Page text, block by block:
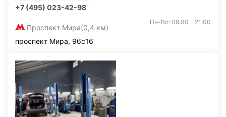
+7 (495) 023-42-98
Проспект Мира(0,4 км)
Пн-Вс: 09:00 - 21:00
проспект Мира, 96с16